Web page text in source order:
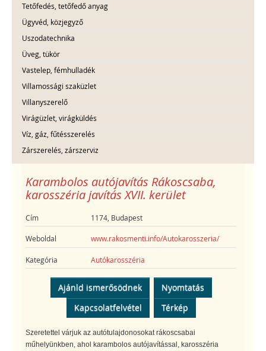
Tetőfedés, tetőfedő anyag
Ügyvéd, közjegyző
Uszodatechnika
Üveg, tükör
Vastelep, fémhulladék
Villamossági szaküzlet
Villanyszerelő
Virágüzlet, virágküldés
Víz, gáz, fűtésszerelés
Zárszerelés, zárszerviz
Karambolos autójavítás Rákoscsaba,
karosszéria javítás XVII. kerület
Cím 1174, Budapest
Weboldal www.rakosmenti.info/Autokarosszeria/
Kategória Autókarosszéria
Ajánld ismerősödnek
Nyomtatás
Kapcsolatfelvétel
Térkép
Szeretettel várjuk az autótulajdonosokat rákoscsabai
műhelyünkben, ahol karambolos autójavítással, karosszéria